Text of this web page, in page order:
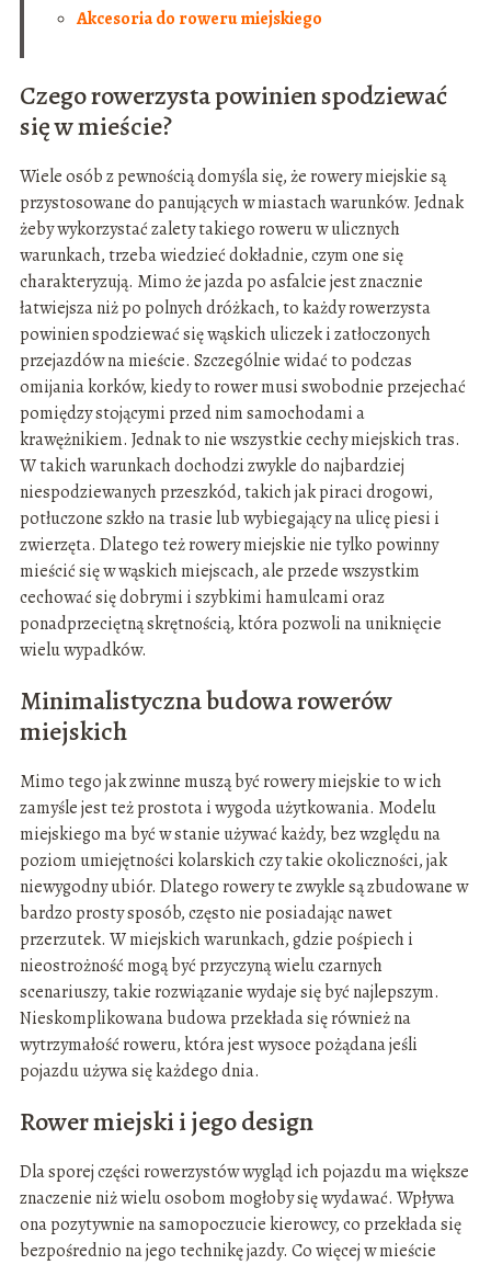
Akcesoria do roweru miejskiego
Czego rowerzysta powinien spodziewać
się w mieście?
Wiele osób z pewnością domyśla się, że rowery miejskie są
przystosowane do panujących w miastach warunków. Jednak
żeby wykorzystać zalety takiego roweru w ulicznych
warunkach, trzeba wiedzieć dokładnie, czym one się
charakteryzują. Mimo że jazda po asfalcie jest znacznie
łatwiejsza niż po polnych dróżkach, to każdy rowerzysta
powinien spodziewać się wąskich uliczek i zatłoczonych
przejazdów na mieście. Szczególnie widać to podczas
omijania korków, kiedy to rower musi swobodnie przejechać
pomiędzy stojącymi przed nim samochodami a
krawężnikiem. Jednak to nie wszystkie cechy miejskich tras.
W takich warunkach dochodzi zwykle do najbardziej
niespodziewanych przeszkód, takich jak piraci drogowi,
potłuczone szkło na trasie lub wybiegający na ulicę piesi i
zwierzęta. Dlatego też rowery miejskie nie tylko powinny
mieścić się w wąskich miejscach, ale przede wszystkim
cechować się dobrymi i szybkimi hamulcami oraz
ponadprzeciętną skrętnością, która pozwoli na uniknięcie
wielu wypadków.
Minimalistyczna budowa rowerów
miejskich
Mimo tego jak zwinne muszą być rowery miejskie to w ich
zamyśle jest też prostota i wygoda użytkowania. Modelu
miejskiego ma być w stanie używać każdy, bez względu na
poziom umiejętności kolarskich czy takie okoliczności, jak
niewygodny ubiór. Dlatego rowery te zwykle są zbudowane w
bardzo prosty sposób, często nie posiadając nawet
przerzutek. W miejskich warunkach, gdzie pośpiech i
nieostrożność mogą być przyczyną wielu czarnych
scenariuszy, takie rozwiązanie wydaje się być najlepszym.
Nieskomplikowana budowa przekłada się również na
wytrzymałość roweru, która jest wysoce pożądana jeśli
pojazdu używa się każdego dnia.
Rower miejski i jego design
Dla sporej części rowerzystów wygląd ich pojazdu ma większe
znaczenie niż wielu osobom mogłoby się wydawać. Wpływa
ona pozytywnie na samopoczucie kierowcy, co przekłada się
bezpośrednio na jego technikę jazdy. Co więcej w mieście